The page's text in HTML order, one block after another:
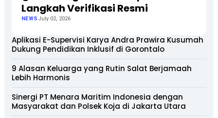
Langkah Verifikasi Resmi
NEWS July 02, 2026
Aplikasi E-Supervisi Karya Andra Prawira Kusumah
Dukung Pendidikan Inklusif di Gorontalo
9 Alasan Keluarga yang Rutin Salat Berjamaah
Lebih Harmonis
Sinergi PT Menara Maritim Indonesia dengan
Masyarakat dan Polsek Koja di Jakarta Utara